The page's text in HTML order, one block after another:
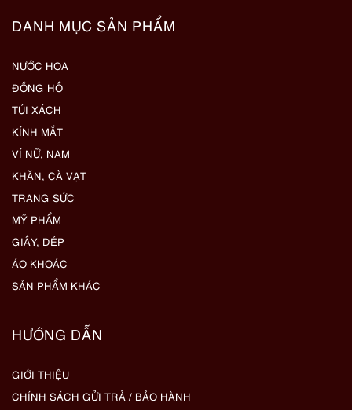
DANH MỤC SẢN PHẨM
NƯỚC HOA
ĐỒNG HỒ
TÚI XÁCH
KÍNH MẮT
VÍ NỮ, NAM
KHĂN, CÀ VẠT
TRANG SỨC
MỸ PHẨM
GIẦY, DÉP
ÁO KHOÁC
SẢN PHẨM KHÁC
HƯỚNG DẪN
GIỚI THIỆU
CHÍNH SÁCH GỬI TRẢ / BẢO HÀNH